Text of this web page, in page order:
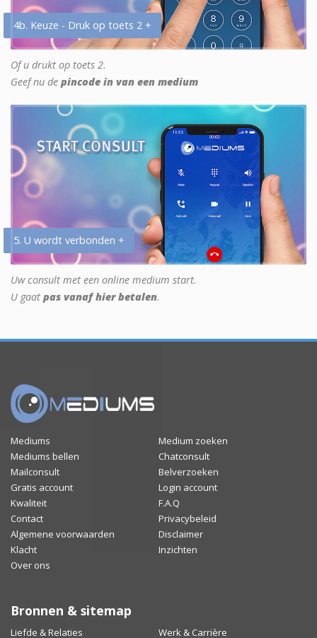
4b. Keuze - Druk op toets 2 +
Of u drukt op toets 2.
Geef nu de pincode in van een medium
5. U wordt verbonden +
Uw consult met een online medium start.
U gaat pas vanaf hier betalen.
Mediums
Medium zoeken
Mediums bellen
Chatconsult
Mailconsult
Belverzoeken
Gratis account
Login account
Kwaliteit
F.A.Q
Contact
Privacybeleid
Algemene voorwaarden
Disclaimer
Klacht
Inzichten
Over ons
Bronnen & sitemap
Liefde & Relaties Werk & Carrière